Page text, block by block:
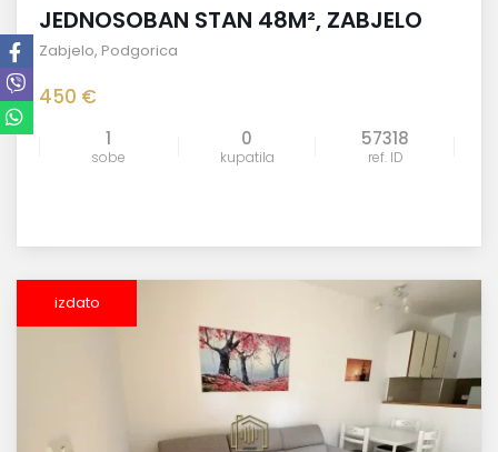
JEDNOSOBAN STAN 48M², ZABJELO
Zabjelo, Podgorica
450 €
1
sobe
0
kupatila
57318
ref. ID
izdato